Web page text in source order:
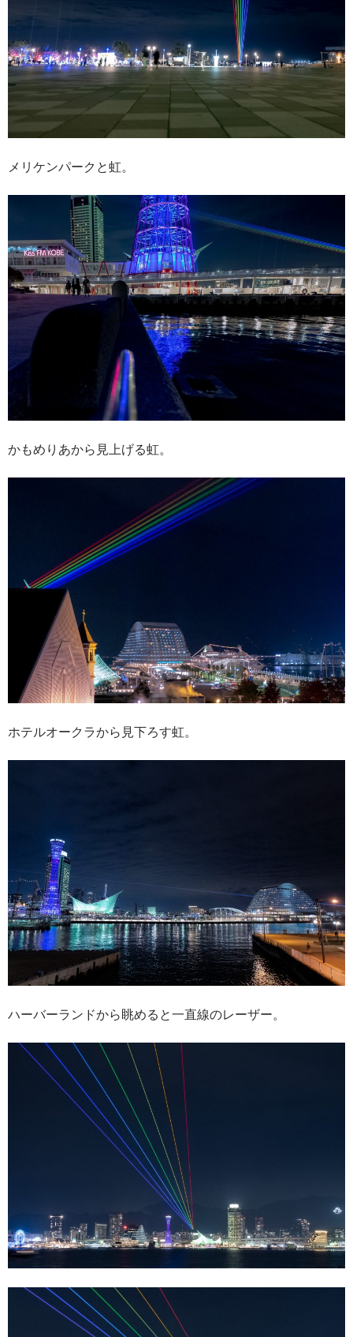
メリケンパークと虹。
かもめりあから見上げる虹。
ホテルオークラから見下ろす虹。
ハーバーランドから眺めると一直線のレーザー。